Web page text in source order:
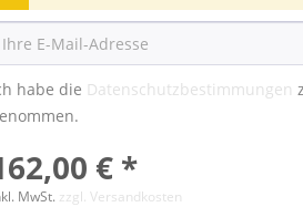
habe die Datenschutzbestimmungen
€ *
MwSt. zzgl. Versandkosten